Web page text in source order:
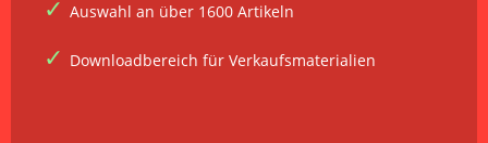
Auswahl an über 1600 Artikeln
Downloadbereich für Verkaufsmaterialien